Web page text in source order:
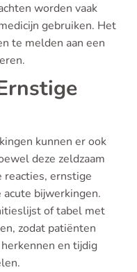
worden vaak
gebruiken. Het
te melden aan een
kunnen er ook
deze zeldzaam
reacties, ernstige
bijwerkingen.
of tabel met
zodat patiënten
en tijdig